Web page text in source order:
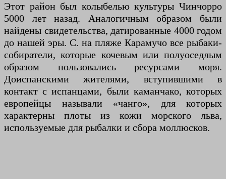
Этот район был колыбелью культуры Чинчорро
5000 лет назад. Аналогичным образом были
найдены свидетельства, датированные 4000 годом
до нашей эры. C. на пляже Карамучо все рыбаки-
собиратели, которые кочевым или полуоседлым
образом пользовались ресурсами моря.
Доиспанскими жителями, вступившими в
контакт с испанцами, были каманчако, которых
европейцы называли «чанго», для которых
характерны плоты из кожи морского льва,
используемые для рыбалки и сбора моллюсков.